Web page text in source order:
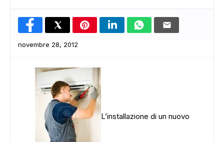
novembre 28, 2012
L’installazione di un nuovo